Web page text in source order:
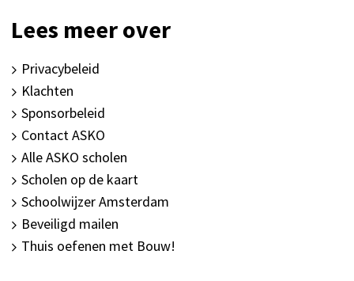
Lees meer over
Privacybeleid
Klachten
Sponsorbeleid
Contact ASKO
Alle ASKO scholen
Scholen op de kaart
Schoolwijzer Amsterdam
Beveiligd mailen
Thuis oefenen met Bouw!